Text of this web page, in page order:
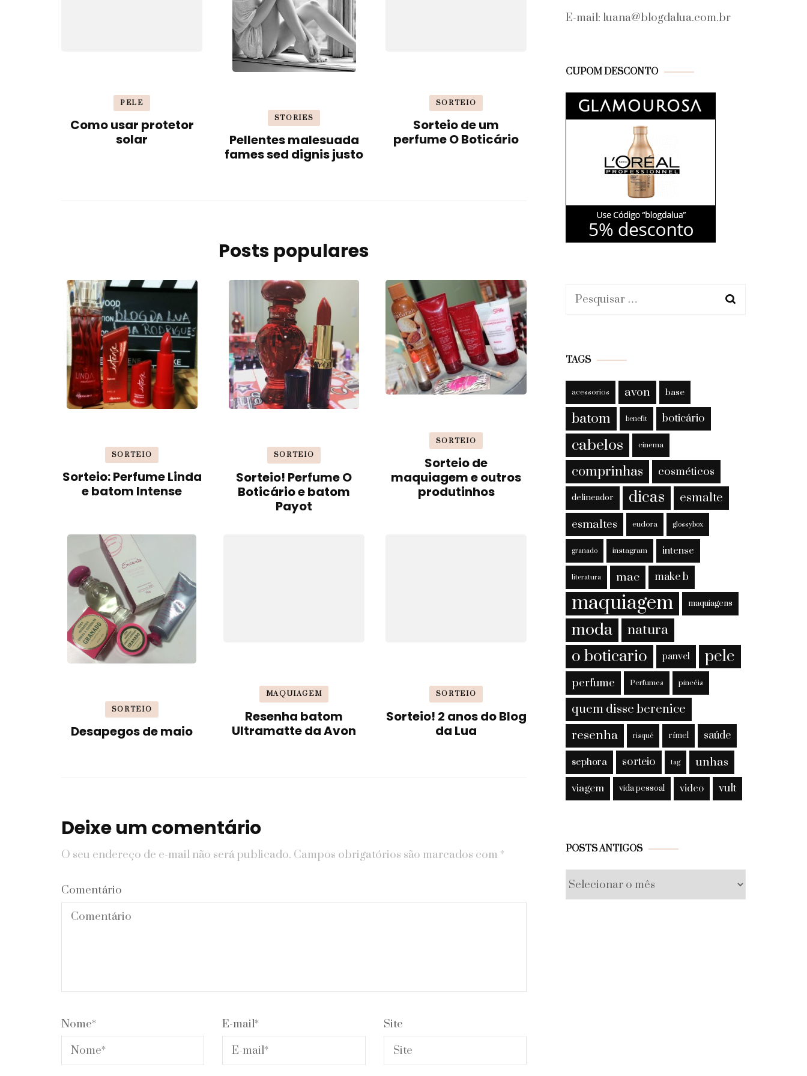
PELE
Como usar protetor
solar
STORIES
Pellentes malesuada
fames sed dignis justo
SORTEIO
Sorteio de um
perfume O Boticário
Posts populares
SORTEIO
Sorteio: Perfume Linda
e batom Intense
SORTEIO
Sorteio! Perfume O
Boticário e batom
Payot
SORTEIO
Sorteio de
maquiagem e outros
produtinhos
SORTEIO
Desapegos de maio
MAQUIAGEM
Resenha batom
Ultramatte da Avon
SORTEIO
Sorteio! 2 anos do Blog
da Lua
Deixe um comentário
O seu endereço de e-mail não será publicado. Campos obrigatórios são marcados com *
Comentário
Nome* E-mail* Site
E-mail: luana@blogdalua.com.br
CUPOM DESCONTO
Pesquisar
TAGS
acessorios avon base
batom benefit boticário
cabelos cinema
comprinhas cosméticos
delineador dicas esmalte
esmaltes eudora glossybox
granado instagram intense
literatura mac make b
maquiagem maquiagens
moda natura
o boticario panvel pele
perfume Perfumes pincéis
quem disse berenice
resenha risqué rímel saúde
sephora sorteio tag unhas
viagem vida pessoal video vult
POSTS ANTIGOS
Posts